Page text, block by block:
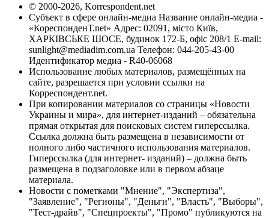
© 2000-2026, Korrespondent.net
Субъект в сфере онлайн-медиа Название онлайн-медиа -
«КореспонденТ.net» Адрес: 02091, місто Київ,
ХАРКІВСЬКЕ ШОСЕ, будинок 172-Б, офіс 208/1 E-mail:
sunlight@mediadim.com.ua Телефон: 044-205-43-00
Идентификатор медиа - R40-06068
Использование любых материалов, размещённых на
сайте, разрешается при условии ссылки на
Корреспондент.net.
При копировании материалов со страницы «Новости
Украины и мира», для интернет-изданий – обязательна
прямая открытая для поисковых систем гиперссылка.
Ссылка должна быть размещена в независимости от
полного либо частичного использования материалов.
Гиперссылка (для интернет- изданий) – должна быть
размещена в подзаголовке или в первом абзаце
материала.
Новости с пометками "Мнение", "Экспертиза",
"Заявление", "Регионы", "Деньги", "Власть", "Выборы",
"Тест-драйв", "Спецпроекты", "Промо" публикуются на